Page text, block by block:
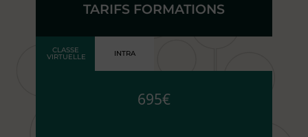
TARIFS FORMATIONS
CLASSE
VIRTUELLE INTRA
695€